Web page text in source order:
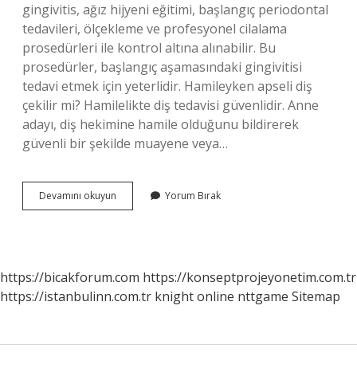
gingivitis, ağız hijyeni eğitimi, başlangıç ​​periodontal
tedavileri, ölçekleme ve profesyonel cilalama
prosedürleri ile kontrol altına alınabilir. Bu
prosedürler, başlangıç ​​aşamasındaki gingivitisi
tedavi etmek için yeterlidir. Hamileyken apseli diş
çekilir mi? Hamilelikte diş tedavisi güvenlidir. Anne
adayı, diş hekimine hamile olduğunu bildirerek
güvenli bir şekilde muayene veya…
Devamını okuyun Hamilelikte
Dis
Mi
Yorum Bırak
https://bicakforum.com https://konseptprojeyonetim.com.tr
https://istanbulinn.com.tr knight online nttgame Sitemap